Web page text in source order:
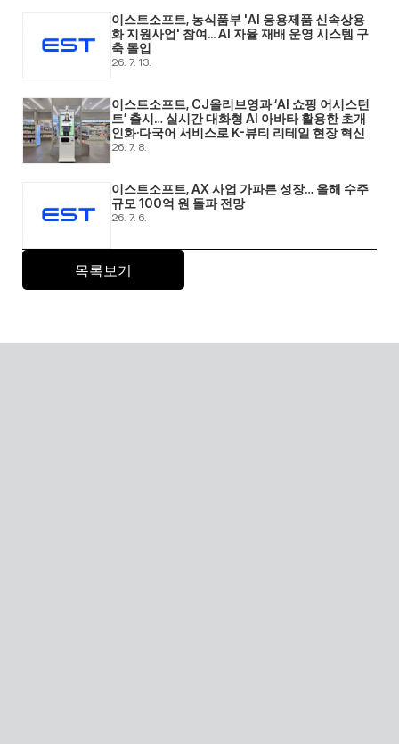
이스트소프트, 농식품부 'AI 응용제품 신속상용
화 지원사업' 참여... AI 자율 재배 운영 시스템 구
축 돌입
26. 7. 13.
이스트소프트, CJ올리브영과 ‘AI 쇼핑 어시스턴
트’ 출시… 실시간 대화형 AI 아바타 활용한 초개
인화·다국어 서비스로 K-뷰티 리테일 현장 혁신
26. 7. 8.
이스트소프트, AX 사업 가파른 성장… 올해 수주
규모 100억 원 돌파 전망
26. 7. 6.
목록보기